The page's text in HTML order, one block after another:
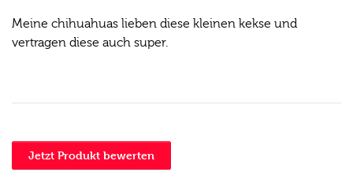
Meine chihuahuas lieben diese kleinen kekse und
vertragen diese auch super.
Jetzt Produkt bewerten